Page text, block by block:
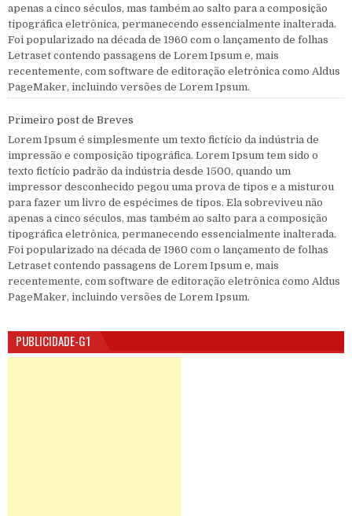
apenas a cinco séculos, mas também ao salto para a composição
tipográfica eletrônica, permanecendo essencialmente inalterada.
Foi popularizado na década de 1960 com o lançamento de folhas
Letraset contendo passagens de Lorem Ipsum e, mais
recentemente, com software de editoração eletrônica como Aldus
PageMaker, incluindo versões de Lorem Ipsum.
Primeiro post de Breves
Lorem Ipsum é simplesmente um texto fictício da indústria de
impressão e composição tipográfica. Lorem Ipsum tem sido o
texto fictício padrão da indústria desde 1500, quando um
impressor desconhecido pegou uma prova de tipos e a misturou
para fazer um livro de espécimes de tipos. Ela sobreviveu não
apenas a cinco séculos, mas também ao salto para a composição
tipográfica eletrônica, permanecendo essencialmente inalterada.
Foi popularizado na década de 1960 com o lançamento de folhas
Letraset contendo passagens de Lorem Ipsum e, mais
recentemente, com software de editoração eletrônica como Aldus
PageMaker, incluindo versões de Lorem Ipsum.
PUBLICIDADE-G1